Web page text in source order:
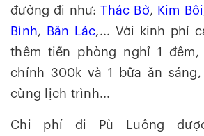
đường đi như:Thác Bờ, Kim Bôi
Bình, Bản Lác,... Với kinh phí
thêm tiền phòng nghỉ 1
chính 300k và 1 bữa ăn
cùng lịch trình...
Chi phí đi Pù Luông được